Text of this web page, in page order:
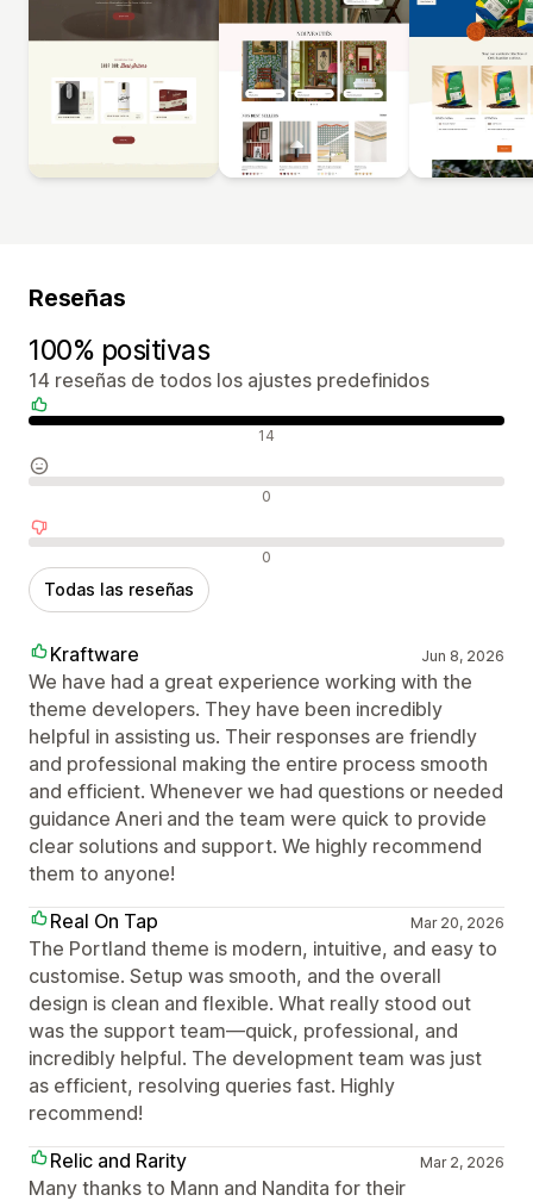
Reseñas
100% positivas
14 reseñas de todos los ajustes predefinidos
Reseñas positivas 14
Reseñas neutras 0
Reseñas negativas 0
Todas las reseñas
Kraftware Jun 8, 2026
We have had a great experience working with the
theme developers. They have been incredibly
helpful in assisting us. Their responses are friendly
and professional making the entire process smooth
and efficient. Whenever we had questions or needed
guidance Aneri and the team were quick to provide
clear solutions and support. We highly recommend
them to anyone!
Real On Tap
Mar 20, 2026
The Portland theme is modern, intuitive, and easy to
customise. Setup was smooth, and the overall
design is clean and flexible. What really stood out
was the support team—quick, professional, and
incredibly helpful. The development team was just
as efficient, resolving queries fast. Highly
recommend!
Relic and Rarity
Mar 2, 2026
Many thanks to Mann and Nandita for their